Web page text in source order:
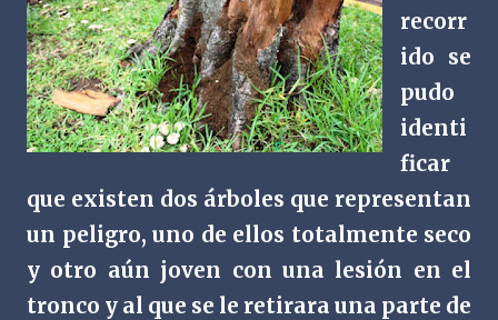
recorr
ido se
pudo
identi
ficar
que existen dos árboles que representan
un peligro, uno de ellos totalmente seco
y otro aún joven con una lesión en el
tronco y al que se le retirara una parte de